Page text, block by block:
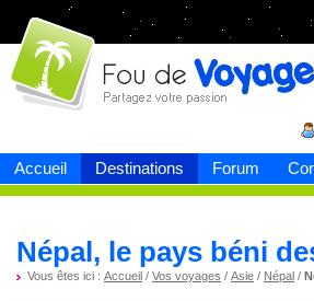
Accueil Destinations Forum
Fou devoyage
Népal, le pays béni
Vous êtes ici : Accueil / Vos voyages / Asie / Népal /